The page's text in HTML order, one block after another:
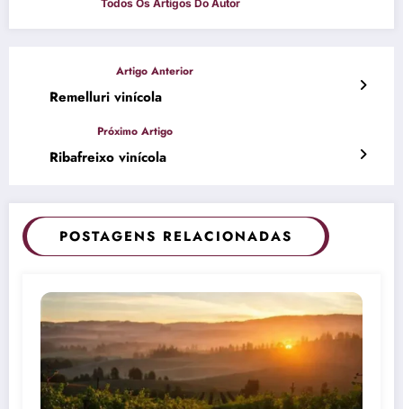
Remelluri vinícola
Ribafreixo vinícola
POSTAGENS RELACIONADAS